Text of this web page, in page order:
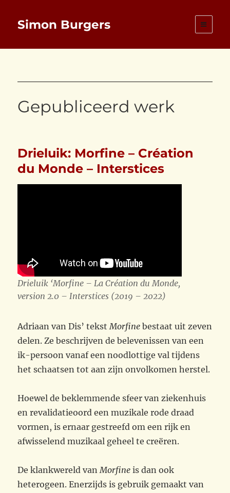
Simon Burgers
Gepubliceerd werk
Drieluik: Morfine – Création
du Monde – Interstices
Drieluik ‘Morfine – La Création du Monde,
version 2.0 – Interstices (2019 – 2022)
Adriaan van Dis’ tekstMorfinebestaat uit zeven
delen. Ze beschrijven de belevenissen van een
ik-persoon vanaf een noodlottige val tijdens
het schaatsen tot aan zijn onvolkomen herstel.
Hoewel de beklemmende sfeer van ziekenhuis
en revalidatieoord een muzikale rode draad
vormen, is ernaar gestreefd om een rijk en
afwisselend muzikaal geheel te creëren.
De klankwereld vanMorfineis dan ook
heterogeen. Enerzijds is gebruik gemaakt van